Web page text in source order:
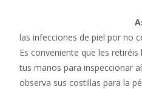
las infecciones de piel por no
Es conveniente que les
tus manos para inspeccionar
observa sus costillas para la